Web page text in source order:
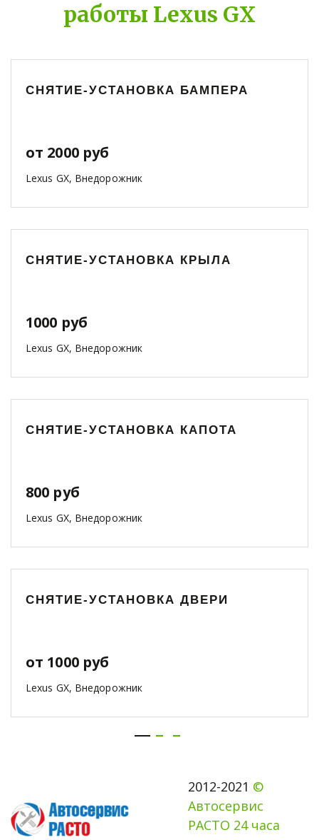
работы Lexus GX
СНЯТИЕ-УСТАНОВКА БАМПЕРА
от 2000 руб
Lexus GX, Внедорожник
СНЯТИЕ-УСТАНОВКА КРЫЛА
1000 руб
Lexus GX, Внедорожник
СНЯТИЕ-УСТАНОВКА КАПОТА
800 руб
Lexus GX, Внедорожник
СНЯТИЕ-УСТАНОВКА ДВЕРИ
от 1000 руб
Lexus GX, Внедорожник
2012-2021 ©
Автосервис
РАСТО 24 часа